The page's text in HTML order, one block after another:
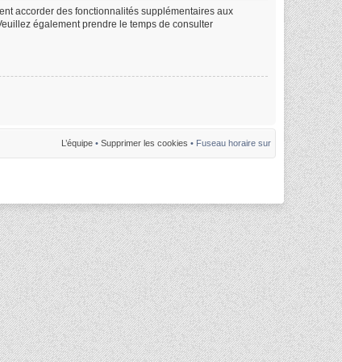
accorder des fonctionnalités supplémentaires aux
également prendre le temps de consulter
L’équipe • Supprimer les cookies • Fuseau horaire sur